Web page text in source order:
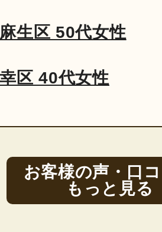
生区 50代女性
区 40代女性
お客様の声・口
もっと見る